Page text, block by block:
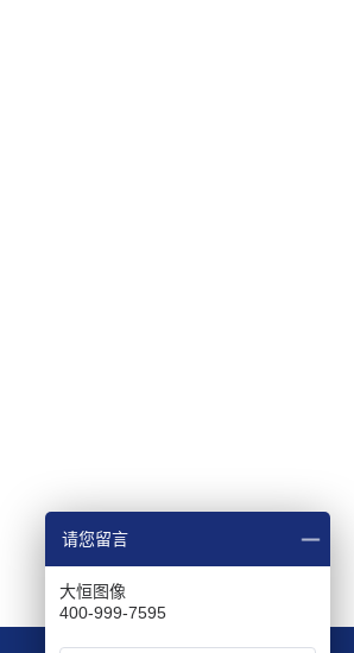
请您留言
大恒图像
400-999-7595